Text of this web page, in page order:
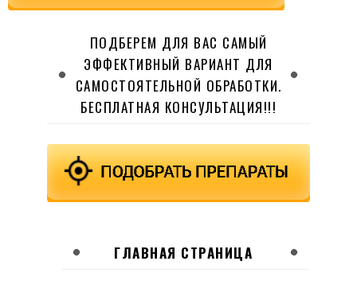
ПОДБЕРЕМ ДЛЯ ВАС САМЫЙ
ЭФФЕКТИВНЫЙ ВАРИАНТ ДЛЯ
САМОСТОЯТЕЛЬНОЙ ОБРАБОТКИ.
БЕСПЛАТНАЯ КОНСУЛЬТАЦИЯ!!!
ГЛАВНАЯ СТРАНИЦА